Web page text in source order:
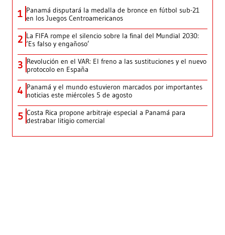
1 Panamá disputará la medalla de bronce en fútbol sub-21
en los Juegos Centroamericanos
2 La FIFA rompe el silencio sobre la final del Mundial 2030:
‘Es falso y engañoso’
3 Revolución en el VAR: El freno a las sustituciones y el nuevo
protocolo en España
4 Panamá y el mundo estuvieron marcados por importantes
noticias este miércoles 5 de agosto
5 Costa Rica propone arbitraje especial a Panamá para
destrabar litigio comercial